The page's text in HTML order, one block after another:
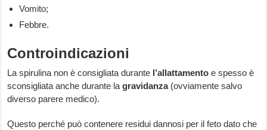
Vomito;
Febbre.
Controindicazioni
La spirulina non è consigliata durante l’allattamento e spesso è
sconsigliata anche durante lagravidanza(ovviamente salvo
diverso parere medico).
Questo perché può contenere residui dannosi per il feto dato che